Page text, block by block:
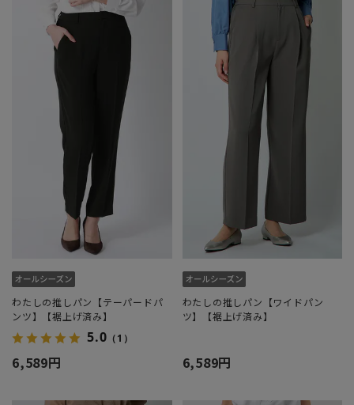
わたしの推しパン【テーパードパ
ンツ】【裾上げ済み】
5.0 （1）
6,589円
わたしの推しパン【ワイドパン
ツ】【裾上げ済み】
6,589円